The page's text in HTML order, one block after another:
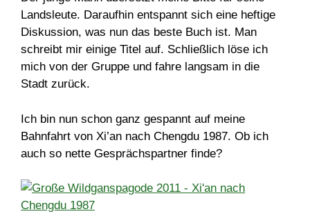
Landsleute. Daraufhin entspannt sich eine heftige
Diskussion, was nun das beste Buch ist. Man
schreibt mir einige Titel auf. Schließlich löse ich
mich von der Gruppe und fahre langsam in die
Stadt zurück.
Ich bin nun schon ganz gespannt auf meine
Bahnfahrt von Xi’an nach Chengdu 1987. Ob ich
auch so nette Gesprächspartner finde?